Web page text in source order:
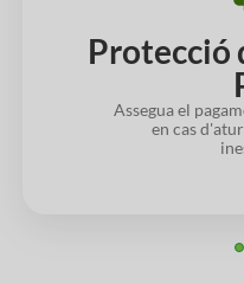
Protecció
Assegua el
en cas